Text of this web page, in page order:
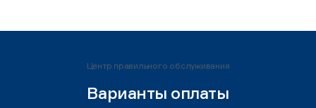
Центр правильного обслуживания
Варианты оплаты